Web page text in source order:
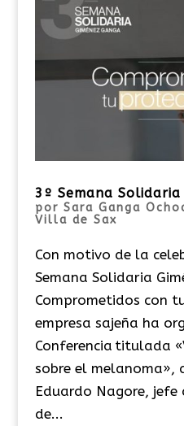
3º Semana Solidaria
por Sara Ganga
Villa de Sax
Con motivo de la
Semana Solidaria
Comprometidos con
empresa sajeña ha
Conferencia titulada
sobre el melanoma»,
Eduardo Nagore, jefe
de...